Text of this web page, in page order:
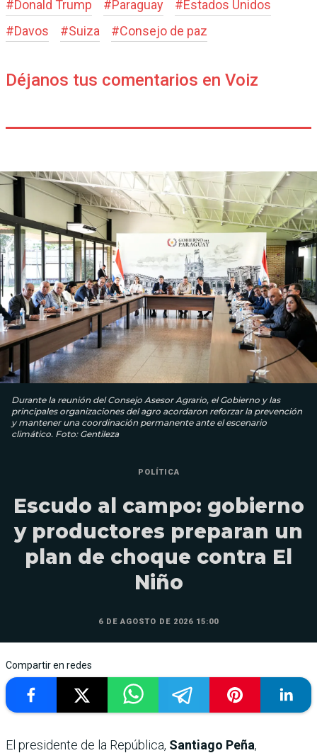
#Donald Trump #Paraguay #Estados Unidos
#Davos #Suiza #Consejo de paz
Déjanos tus comentarios en Voiz
Durante la reunión del Consejo Asesor Agrario, el Gobierno y las
principales organizaciones del agro acordaron reforzar la prevención
y mantener una coordinación permanente ante el escenario
climático. Foto: Gentileza
POLÍTICA
Escudo al campo: gobierno
y productores preparan un
plan de choque contra El
Niño
6 DE AGOSTO DE 2026 15:00
Compartir en redes
El presidente de la República, Santiago Peña,